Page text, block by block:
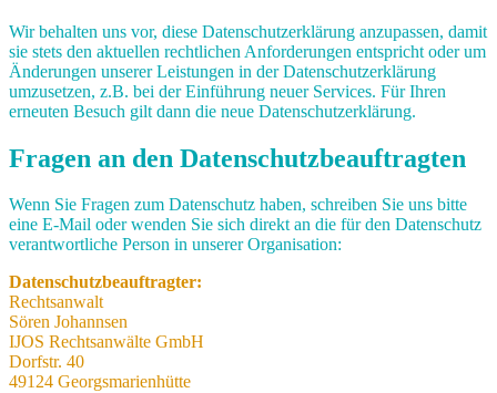
Wir behalten uns vor, diese Datenschutzerklärung anzupassen, damit
sie stets den aktuellen rechtlichen Anforderungen entspricht oder um
Änderungen unserer Leistungen in der Datenschutzerklärung
umzusetzen, z.B. bei der Einführung neuer Services. Für Ihren
erneuten Besuch gilt dann die neue Datenschutzerklärung.
Fragen an den Datenschutzbeauftragten
Wenn Sie Fragen zum Datenschutz haben, schreiben Sie uns bitte
eine E-Mail oder wenden Sie sich direkt an die für den Datenschutz
verantwortliche Person in unserer Organisation:
Datenschutzbeauftragter:
Rechtsanwalt
Sören Johannsen
IJOS Rechtsanwälte GmbH
Dorfstr. 40
49124 Georgsmarienhütte